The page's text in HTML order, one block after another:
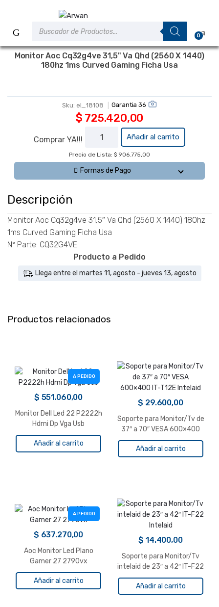
contenido
0
Monitor Aoc Cq32g4ve 31,5" Va Qhd (2560 X 1440)
180hz 1ms Curved Gaming Ficha Usa
Sku: el_18108 Garantia 36
$ 725.420,00
Comprar YA!!!
Monitor
Cq32g4ve
31,5" Va
Qhd
180hz
1ms
Gaming
cantidad
Añadir al carrito
Precio de Lista: $ 906.775,00
Formas de Pago
Descripción
Monitor Aoc Cq32g4ve 31,5″ Va Qhd (2560 X 1440) 180hz
1ms Curved Gaming Ficha Usa
Nº Parte: CQ32G4VE
Producto a Pedido
Llega entre el martes 11, agosto - jueves 13, agosto
Productos relacionados
A PEDIDO
$ 551.060,00
Monitor Dell Led 22 P2222h
Hdmi Dp Vga Usb
Añadir al carrito
$ 29.600,00
Soporte para Monitor/Tv de
37″ a 70″ VESA 600×400
IT-T12E Intelaid
Añadir al carrito
A PEDIDO
$ 637.270,00
Aoc Monitor Led Plano
Gamer 27 2790vx
Añadir al carrito
$ 14.400,00
Soporte para Monitor/Tv
intelaid de 23″ a 42″ IT-F22
Intelaid
Añadir al carrito